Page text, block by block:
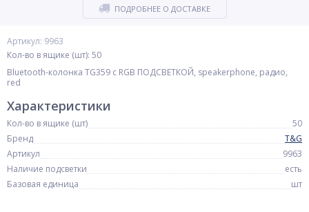
Артикул: 9963
Кол-во в ящике (шт): 50
Bluetooth-колонка TG359 с RGB ПОДСВЕТКОЙ, speakerphone, радио,
red
ПОДРОБНЕЕ О ДОСТАВКЕ
Характеристики
Кол-во в ящике (шт)
50
Бренд
T&G
Артикул
9963
Наличие подсветки
есть
Базовая единица
шт